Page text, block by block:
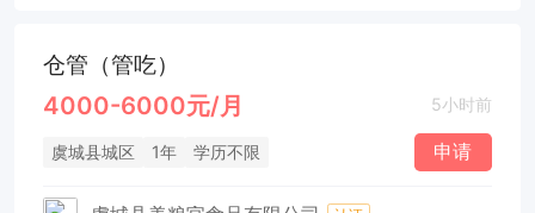
仓管（管吃）
4000-6000元/月 5小时前
虞城县城区 1年 学历不限 申请